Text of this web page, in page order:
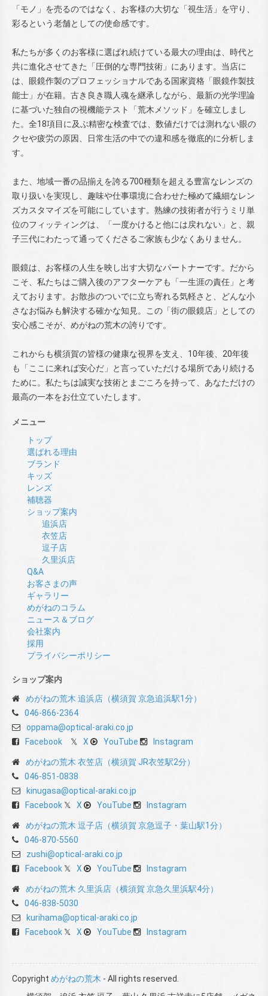
「モノ」を売るのではなく、お客様の大切な「視生活」を守り、
彩るという老舗としての使命感です。
私たちが多くのお客様に選ばれ続けている最大の理由は、時代と
共に進化させてきた「圧倒的な専門技術」にあります。当店に
は、眼鏡作製のプロフェッショナルである国家資格「眼鏡作製技
能士」が在籍。古き良き職人魂を継承しながら、最新の光学理論
に基づいた独自の視機能テスト「荒木メソッド」を確立しまし
た。全18項目に及ぶ精密な検査では、数値だけでは測れない眼の
クセや疲労の原因、日常生活の中での違和感を徹底的に分析しま
す。
また、地域一番の品揃えを誇る700種類を超える豊富なレンズの
取り扱いを実現し、趣味や仕事環境に合わせた極めて繊細なレン
ズカスタマイズを可能にしています。熟練の技術者が行うミリ単
位のフィッティングは、「一度かけると他には戻れない」と、親
子三代にわたって通ってくださるご家族も少なくありません。
眼鏡は、お客様の人生を映し出す大切なパートナーです。だから
こそ、私たちはご購入後のアフターケアも「一生涯の責任」と考
えております。お散歩のついでに立ち寄れる気軽さと、どんな小
さなお悩みも解決する確かな知見。この「街の眼鏡店」としての
安心感こそが、めがねの荒木の誇りです。
これからも横須賀の皆様の健康な視界を支え、10年後、20年後
も「ここに来れば安心だ」と言っていただける場所であり続ける
ために。私たちは誠実な技術とまごころを持って、あなただけの
最高の一本をお仕立ていたします。
メニュー
トップ
選ばれる理由
ブランド
キッズ
レンズ
補聴器
ショップ案内
追浜店
衣笠店
逗子店
久里浜店
Q&A
お客さまの声
ギャラリー
めがねのコラム
ニュース＆ブログ
会社案内
採用
プライバシーポリシー
ショップ案内
めがねの荒木 追浜店（横須賀 京急追浜駅1分）
046-866-2364
oppama@optical-araki.co.jp
Facebook
X YouTube Instagram
めがねの荒木 衣笠店（横須賀 JR衣笠駅2分）
046-851-0838
kinugasa@optical-araki.co.jp
Facebook
X YouTube Instagram
めがねの荒木 逗子店（横須賀 京急逗子・葉山駅1分）
046-870-5560
zushi@optical-araki.co.jp
Facebook
X YouTube Instagram
めがねの荒木 久里浜店（横須賀 京急久里浜駅4分）
046-838-5030
kurihama@optical-araki.co.jp
Facebook
X YouTube Instagram
Copyright めがねの荒木 - All rights reserved.